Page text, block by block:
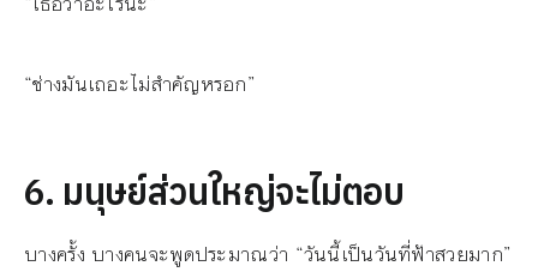
“ช่างมันเถอะไม่สำคัญหรอก”
6. มนุษย์ส่วนใหญ่จะไม่ตอบ
บางครั้ง บางคนจะพูดประมาณว่า “วันนี้เป็นวันที่ฟ้าสวยมาก”